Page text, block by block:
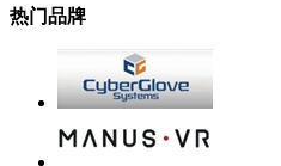
热门品牌